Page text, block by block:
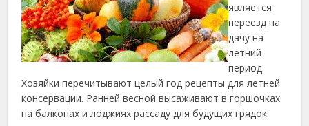
является
переезд на
дачу на
летний
период.
Хозяйки перечитывают целый год рецепты для летней
консервации. Ранней весной высаживают в горшочках
на балконах и лоджиях рассаду для будущих грядок.